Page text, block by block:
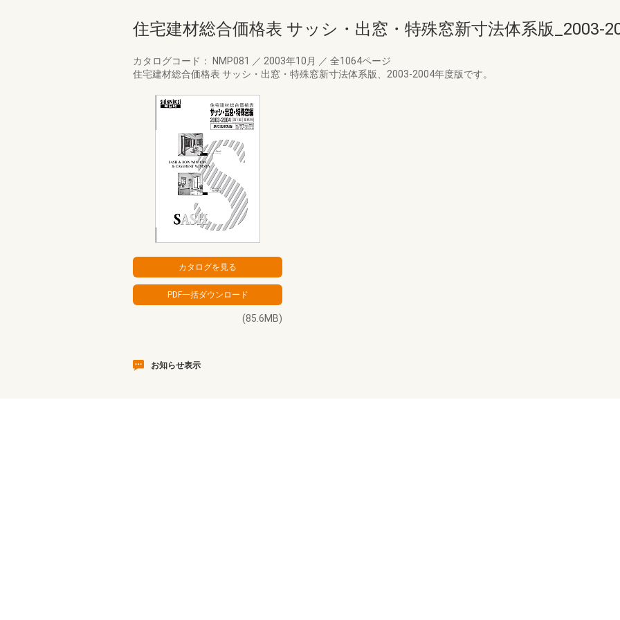
住宅建材総合価格表 サッシ・出窓・特殊窓新寸法体系版_2003-
カタログコード： NMP081 ／ 2003年10月 ／ 全1064ページ
住宅建材総合価格表 サッシ・出窓・特殊窓新寸法体系版、2003-2004年度版です。
(85.6MB)
お知らせ表示